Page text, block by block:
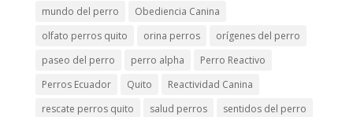
mundo del perro
Obediencia Canina
olfato perros quito
orina perros
orígenes del perro
paseo del perro
perro alpha
Perro Reactivo
Perros Ecuador
Quito
Reactividad Canina
rescate perros quito
salud perros
sentidos del perro